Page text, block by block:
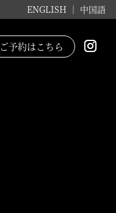
ENGLISH ｜ 中国語
ご予約はこちら